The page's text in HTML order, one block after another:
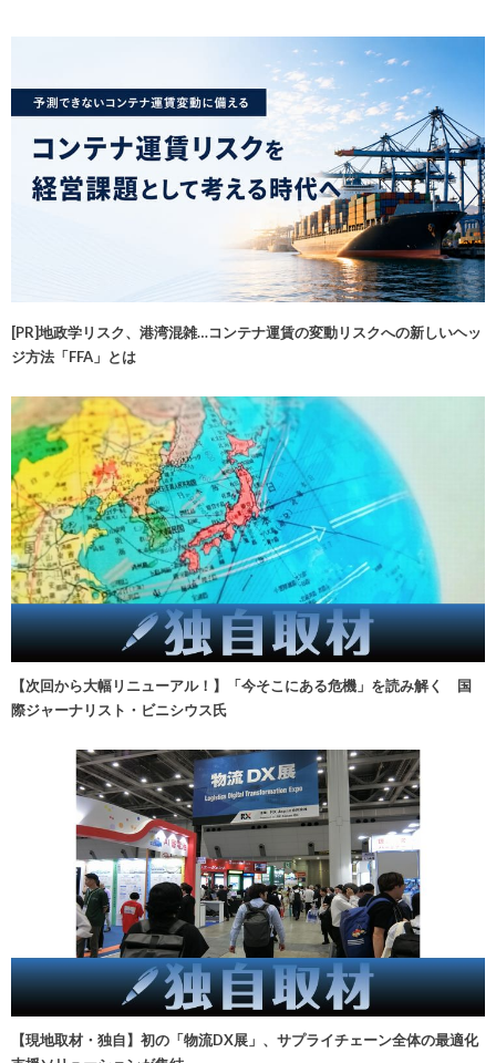
[PR]地政学リスク、港湾混雑…コンテナ運賃の変動リスクへの新しいヘッ
ジ方法「FFA」とは
【次回から大幅リニューアル！】「今そこにある危機」を読み解く 国
際ジャーナリスト・ビニシウス氏
【現地取材・独自】初の「物流DX展」、サプライチェーン全体の最適化